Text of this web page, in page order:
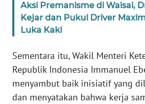
Aksi Premanisme di Waisai,
Kejar dan Pukul Driver
Luka Kaki
Sementara itu, Wakil Menteri
Republik Indonesia Immanuel
menyambut baik inisiatif yang
dan menyatakan bahwa kerja
PAPUA
WN
BARAT
WN
RIAU